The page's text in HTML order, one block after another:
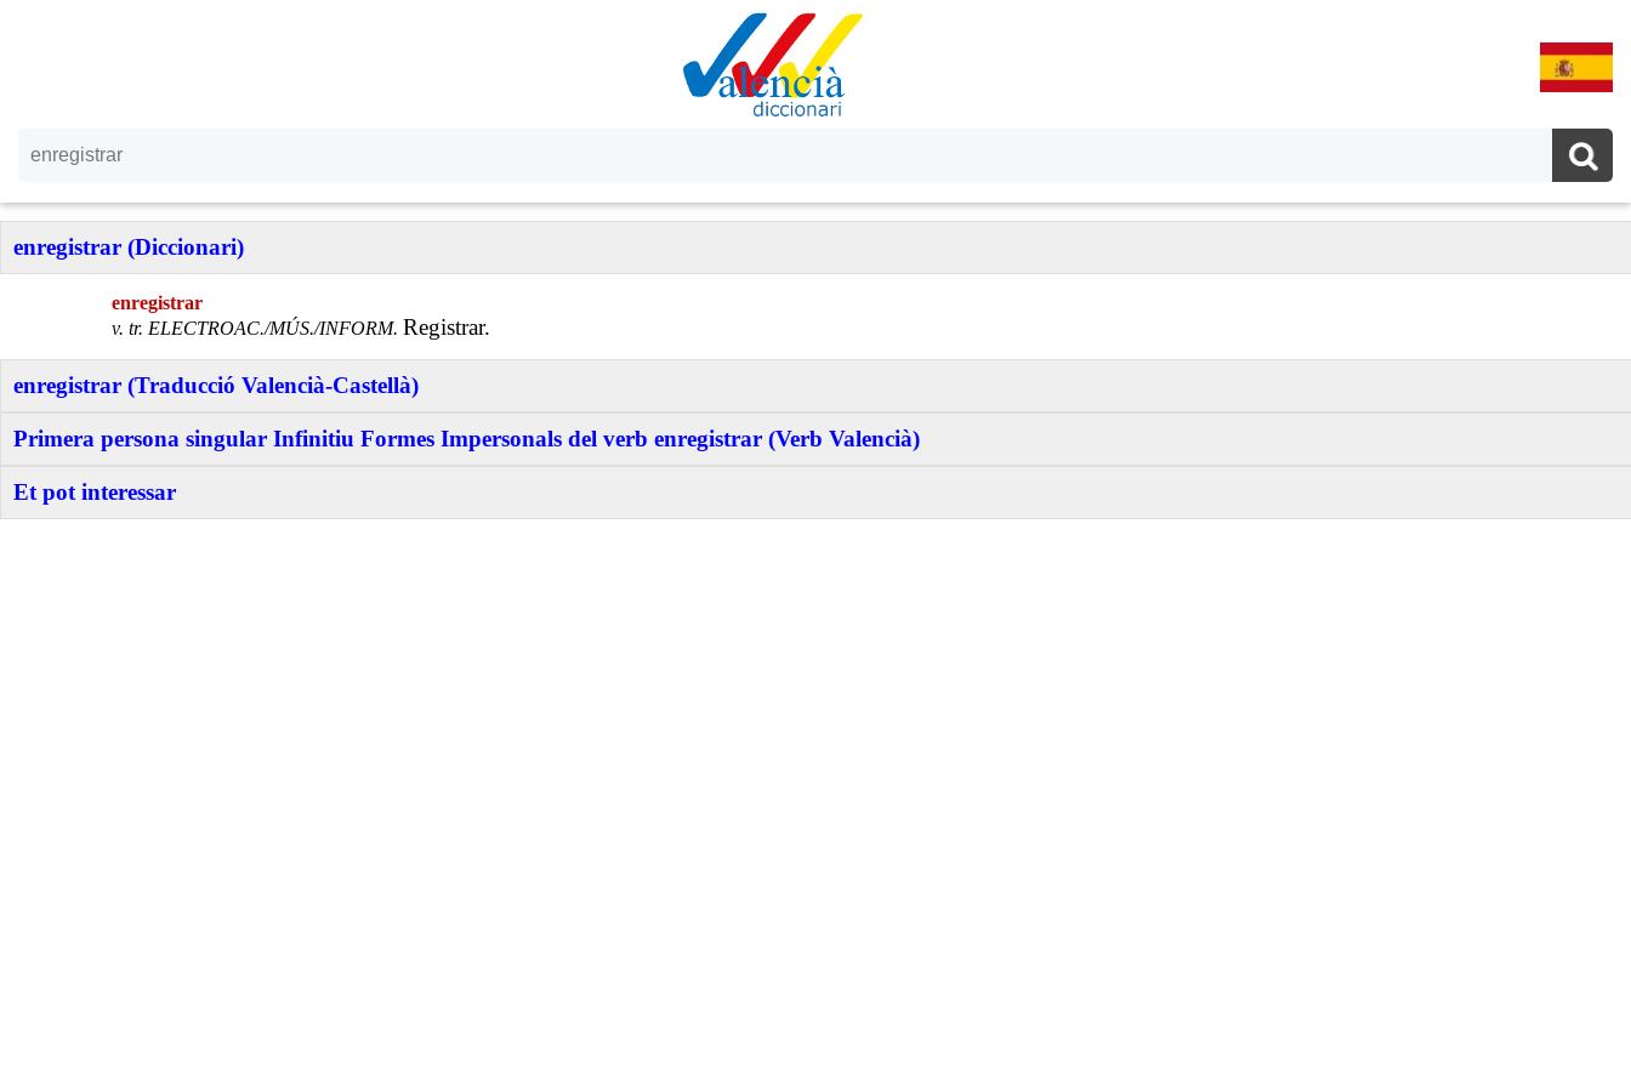
enregistrar (Diccionari)
enregistrar
v. tr. ELECTROAC./MÚS./INFORM. Registrar.
enregistrar (Traducció Valencià-Castellà)
Primera persona singular Infinitiu Formes Impersonals del verb enregistrar (Verb Valencià)
Et pot interessar